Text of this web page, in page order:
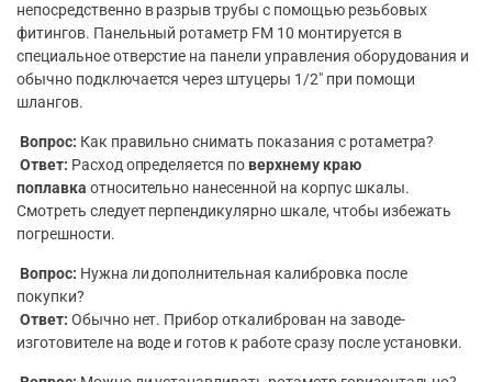
непосредственно в разрыв трубы с помощью резьбовых
фитингов. Панельный ротаметр FM 10 монтируется в
специальное отверстие на панели управления оборудования и
обычно подключается через штуцеры 1/2″ при помощи
шлангов.
Вопрос: Как правильно снимать показания с ротаметра?
Ответ: Расход определяется по верхнему краю
поплавка относительно нанесенной на корпус шкалы.
Смотреть следует перпендикулярно шкале, чтобы избежать
погрешности.
Вопрос: Нужна ли дополнительная калибровка после
покупки?
Ответ: Обычно нет. Прибор откалиброван на заводе-
изготовителе на воде и готов к работе сразу после установки.